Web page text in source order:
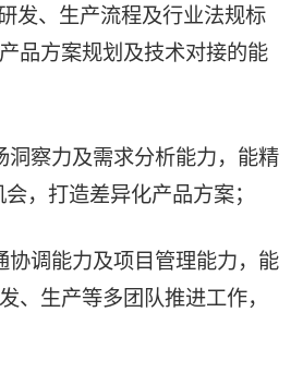
发、生产流程及行业法规标
品方案规划及技术对接的能
洞察力及需求分析能力，能精
，打造差异化产品方案；
协调能力及项目管理能力，能
、生产等多团队推进工作，